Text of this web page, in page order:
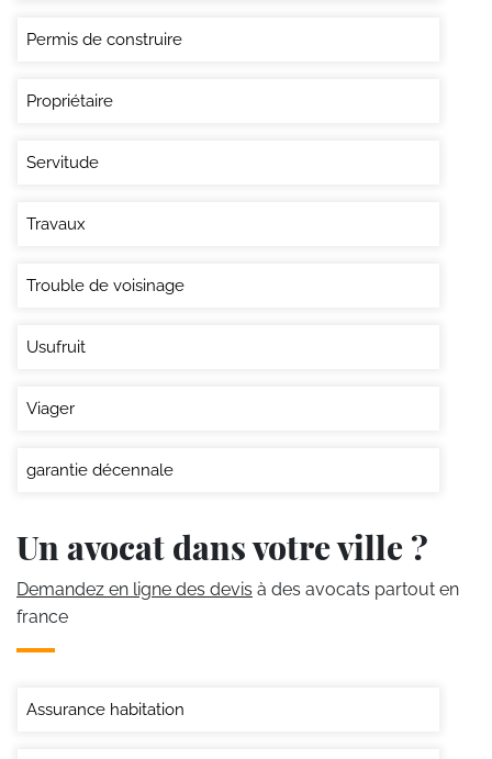
Permis de construire
Propriétaire
Servitude
Travaux
Trouble de voisinage
Usufruit
Viager
garantie décennale
Un avocat dans votre ville ?
Demandez en ligne des devis à des avocats partout en
france
Assurance habitation